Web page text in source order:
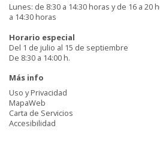
Lunes: de 8:30 a 14:30 horas y de 16 a 20
a 14:30 horas
Horario especial
Del 1 de julio al 15 de septiembre
De 8:30 a 14:00 h.
Más info
Uso y Privacidad
MapaWeb
Carta de Servicios
Accesibilidad